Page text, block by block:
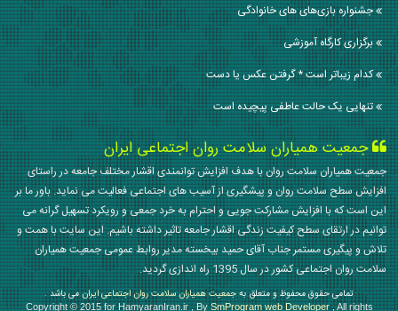
جشنواره بازی‌های های خانوادگی
برگزاری کارگاه آموزشی
كدام زيباتر است * گرفتن عكس يا دست
تنهایی یک حالت عاطفی پیچیده است
جمعیت همیاران سلامت روان اجتماعی ایران
جمعیت همیاران سلامت روان با هدف افزایش توانمندی اقشار مختلف جامعه در راستای
افزایش سطح سلامت روان و پیشگیری از آسیب های اجتماعی فعالیت می نماید. باور ما بر
این است که با افزایش مشارکت جویی و احترام به خرد جمعی و رویکرد تسهیل گرانه می
توانیم در ارتقای سطح کیفیت زندگی اقشار جامعه تاثیر داشته باشیم. این سایت با همت و
تلاش و پیگیری مستمر جناب آقای حمید بیخسته مدیر روابط عمومی جمعیت همیاران
سلامت روان اجتماعی کشور در سال 1395 راه اندازی گردید.
تمامی حقوق محفوظ و متعلق بهجمعیت همیاران سلامت روان اجتماعی ایرانمی باشد .
Copyright © 2015 for HamyaranIran.ir , BySmProgram web Developer, All rights